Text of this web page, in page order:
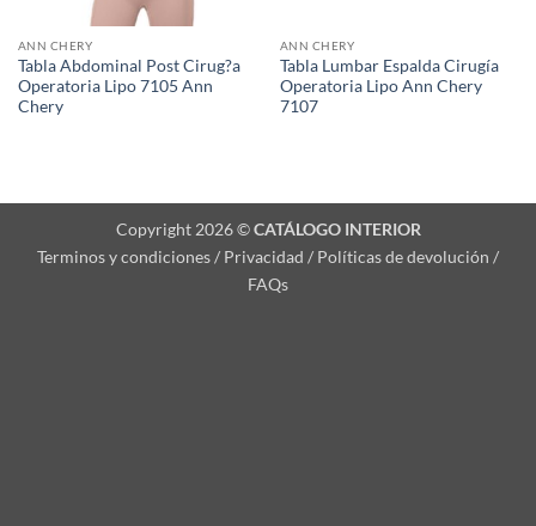
ANN CHERY
Tabla Abdominal Post Cirug?a
Operatoria Lipo 7105 Ann
Chery
ANN CHERY
Tabla Lumbar Espalda Cirugía
Operatoria Lipo Ann Chery
7107
Copyright 2026 ©CATÁLOGO INTERIOR
Terminos y condiciones / Privacidad / Políticas de devolución /
FAQs